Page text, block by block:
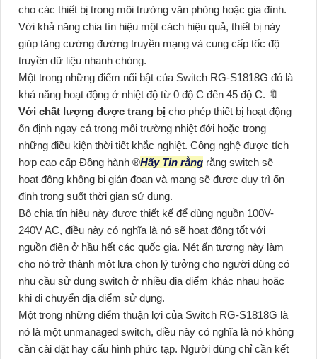
cho các thiết bị trong môi trường văn phòng hoặc gia đình.
Với khả năng chia tín hiệu một cách hiệu quả, thiết bị này
giúp tăng cường đường truyền mạng và cung cấp tốc độ
truyền dữ liệu nhanh chóng.
Một trong những điểm nổi bật của Switch RG-S1818G đó là
khả năng hoạt động ở nhiệt độ từ 0 độ C đến 45 độ C. 🔖
Với chất lượng được trang bị cho phép thiết bị hoạt động
ổn định ngay cả trong môi trường nhiệt đới hoặc trong
những điều kiện thời tiết khắc nghiệt. Công nghệ được tích
hợp cao cấp Đồng hành ®️Hãy Tin rằng rằng switch sẽ
hoạt động không bị gián đoạn và mạng sẽ được duy trì ổn
định trong suốt thời gian sử dụng.
Bộ chia tín hiệu này được thiết kế để dùng nguồn 100V-
240V AC, điều này có nghĩa là nó sẽ hoạt động tốt với
nguồn điện ở hầu hết các quốc gia. Nét ấn tượng này làm
cho nó trở thành một lựa chọn lý tưởng cho người dùng có
nhu cầu sử dụng switch ở nhiều địa điểm khác nhau hoặc
khi di chuyển địa điểm sử dụng.
Một trong những điểm thuận lợi của Switch RG-S1818G là
nó là một unmanaged switch, điều này có nghĩa là nó không
cần cài đặt hay cấu hình phức tạp. Người dùng chỉ cần kết